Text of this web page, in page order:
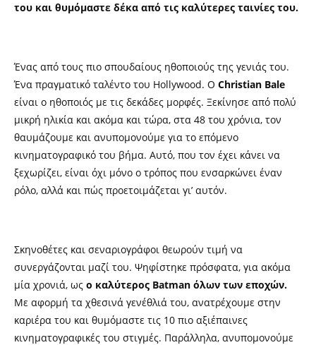
του και θυμόμαστε δέκα από τις καλύτερες ταινίες του.
Ένας από τους πιο σπουδαίους ηθοποιούς της γενιάς του.
Ένα πραγματικό ταλέντο του Hollywood. Ο Christian Bale
είναι ο ηθοποιός με τις δεκάδες μορφές. Ξεκίνησε από πολύ
μικρή ηλικία και ακόμα και τώρα, στα 48 του χρόνια, τον
θαυμάζουμε και ανυπομονούμε για το επόμενο
κινηματογραφικό του βήμα. Αυτό, που τον έχει κάνει να
ξεχωρίζει, είναι όχι μόνο ο τρόπος που ενσαρκώνει έναν
ρόλο, αλλά και πώς προετοιμάζεται γι’ αυτόν.
Σκηνοθέτες και σεναριογράφοι θεωρούν τιμή να
συνεργάζονται μαζί του. Ψηφίστηκε πρόσφατα, για ακόμα
μία χρονιά, ως ο καλύτερος Batman όλων των εποχών.
Με αφορμή τα χθεσινά γενέθλιά του, ανατρέχουμε στην
καριέρα του και θυμόμαστε τις 10 πιο αξιέπαινες
κινηματογραφικές του στιγμές. Παράλληλα, ανυπομονούμε